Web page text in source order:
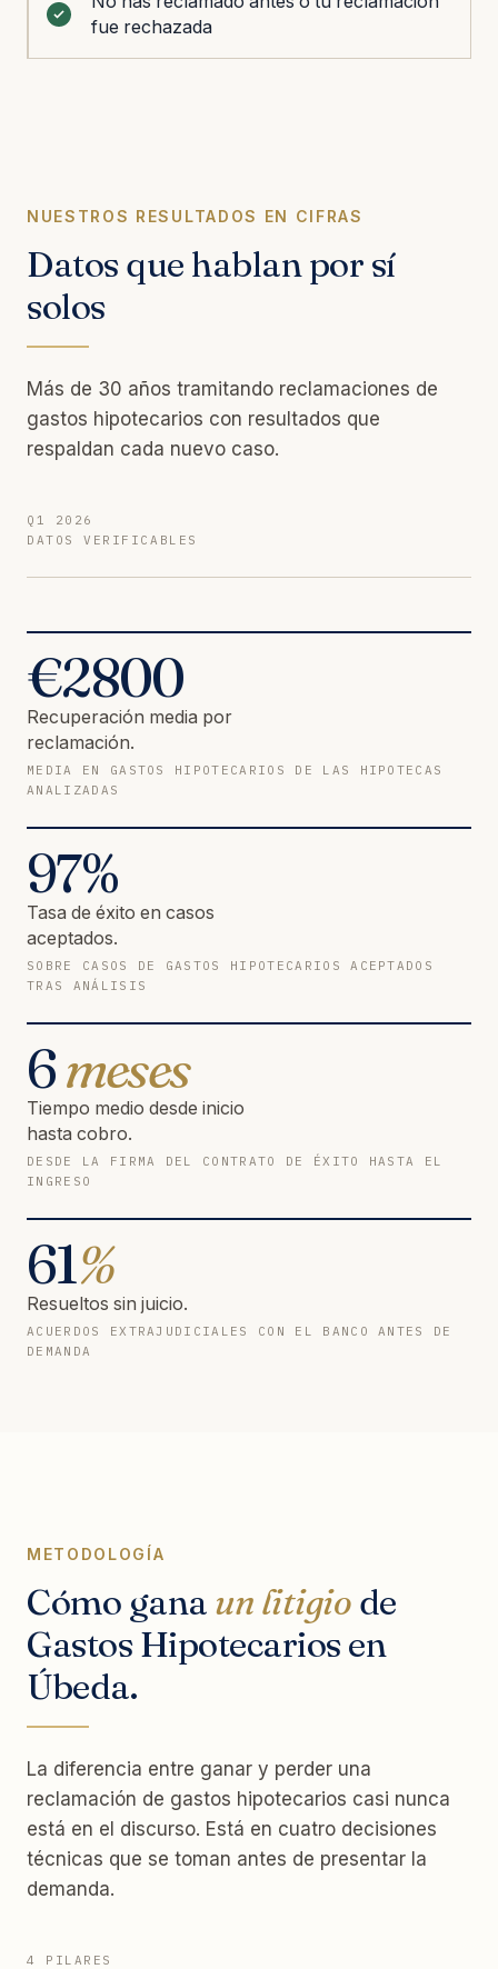
fue rechazada
NUESTROS RESULTADOS EN CIFRAS
Datos que hablan por sí
solos
Más de 30 años tramitando reclamaciones de
gastos hipotecarios con resultados que
respaldan cada nuevo caso.
Q1 2026
DATOS VERIFICABLES
€2800
Recuperación media por
reclamación.
MEDIA EN GASTOS HIPOTECARIOS DE LAS HIPOTECAS
ANALIZADAS
97%
Tasa de éxito en casos
aceptados.
SOBRE CASOS DE GASTOS HIPOTECARIOS ACEPTADOS
TRAS ANÁLISIS
6meses
Tiempo medio desde inicio
hasta cobro.
DESDE LA FIRMA DEL CONTRATO DE ÉXITO HASTA EL
INGRESO
61%
Resueltos sin juicio.
ACUERDOS EXTRAJUDICIALES CON EL BANCO ANTES DE
DEMANDA
METODOLOGÍA
Cómo gana un litigio de
Gastos Hipotecarios en
Úbeda.
La diferencia entre ganar y perder una
reclamación de gastos hipotecarios casi nunca
está en el discurso. Está en cuatro decisiones
técnicas que se toman antes de presentar la
demanda.
4 PILARES